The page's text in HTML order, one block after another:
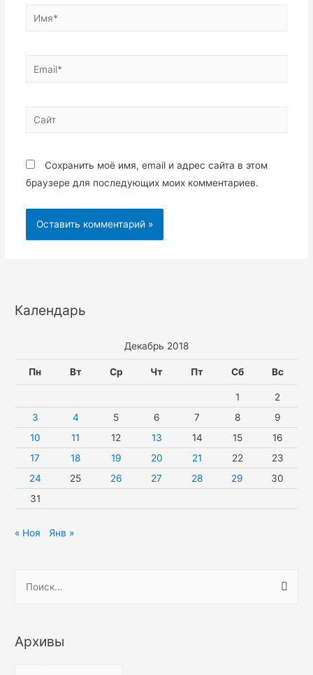
Имя*
Email*
Сайт
Сохранить моё имя, email и адрес сайта в этом
браузере для последующих моих комментариев.
Календарь
Декабрь 2018
Пн Вт Ср Чт Пт Сб Вс
1
2
3
4 5 6 7 8
9
10
11 12 13 14 15
16
17
18 19 20 21 22
23
24
25 26 27 28 29
30
31
« Ноя Янв »
т
Архивы